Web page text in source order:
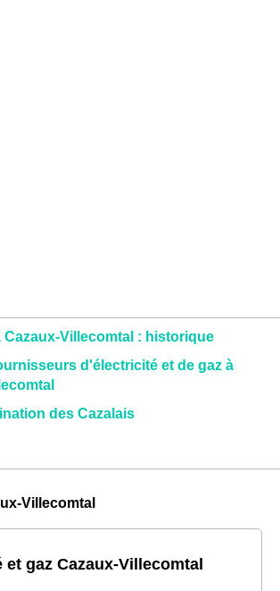
Cazaux-Villecomtal : historique
d'électricité et de gaz à
des Cazalais
Villecomtal
et gaz Cazaux-Villecomtal